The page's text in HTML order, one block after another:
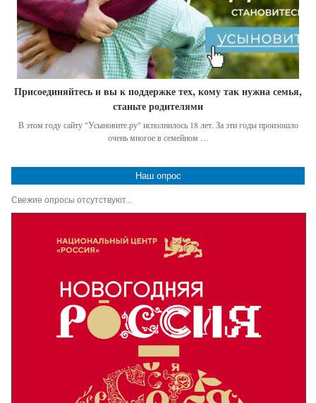
Присоединяйтесь и вы к поддержке тех, кому так нужна семья,
станьте родителями
В этом году сайту "Усыновите.ру" исполнилось 18 лет. За эти годы произошло
очень многое в семейном …
Наш опрос
Свежие опросы отсутствуют...